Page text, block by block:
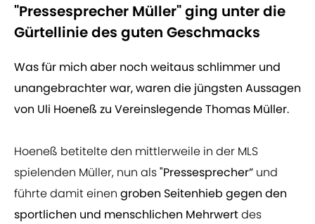
"Pressesprecher Müller" ging unter die
Gürtellinie des guten Geschmacks
Was für mich aber noch weitaus schlimmer und
unangebrachter war, waren die jüngsten Aussagen
von Uli Hoeneß zu Vereinslegende Thomas Müller.
Hoeneß betitelte den mittlerweile in der MLS
spielenden Müller, nun als"Pressesprecher” und
führte damit einen groben Seitenhieb gegen den
sportlichen und menschlichen Mehrwertdes